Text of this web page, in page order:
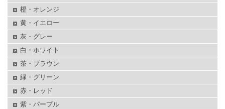
橙・オレンジ
黄・イエロー
灰・グレー
白・ホワイト
茶・ブラウン
緑・グリーン
赤・レッド
紫・パープル